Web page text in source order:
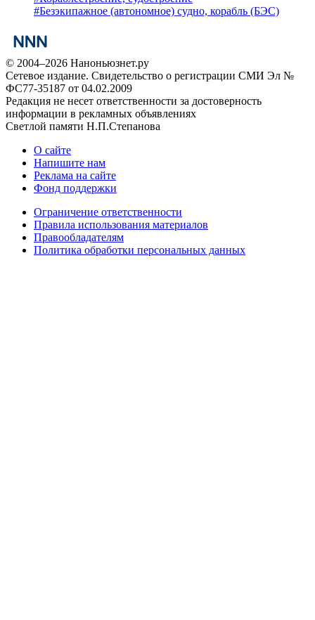
#Безэкипажное (автономное) судно, корабль (БЭС)
© 2004–2026 Наноньюзнет.ру
Сетевое издание. Свидетельство о регистрации СМИ Эл №
ФС77-35187 от 04.02.2009
Редакция не несет ответственности за достоверность
информации в рекламных объявлениях
Светлой памяти Н.П.Степанова
О сайте
Напишите нам
Реклама на сайте
Фонд поддержки
Ограничение ответственности
Правила использования материалов
Правообладателям
Политика обработки персональных данных